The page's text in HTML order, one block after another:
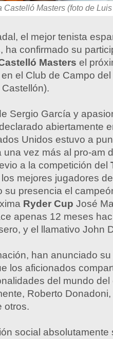
Castelló Masters (foto de
el mejor tenista
ha confirmado su
Masters el
el Club de Campo
Castellón).
Sergio García y
abiertamente
Unidos estuvo a
una vez más al pro-am
a la competición del
mejores jugadores
su presencia el
Ryder Cup José
apenas 12 meses
y el llamativo John
han anunciado
los aficionados
del mundo del
Roberto
otros.
social absolutamente